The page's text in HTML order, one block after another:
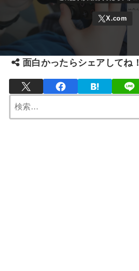
面白かったらシェアしてね！
索: